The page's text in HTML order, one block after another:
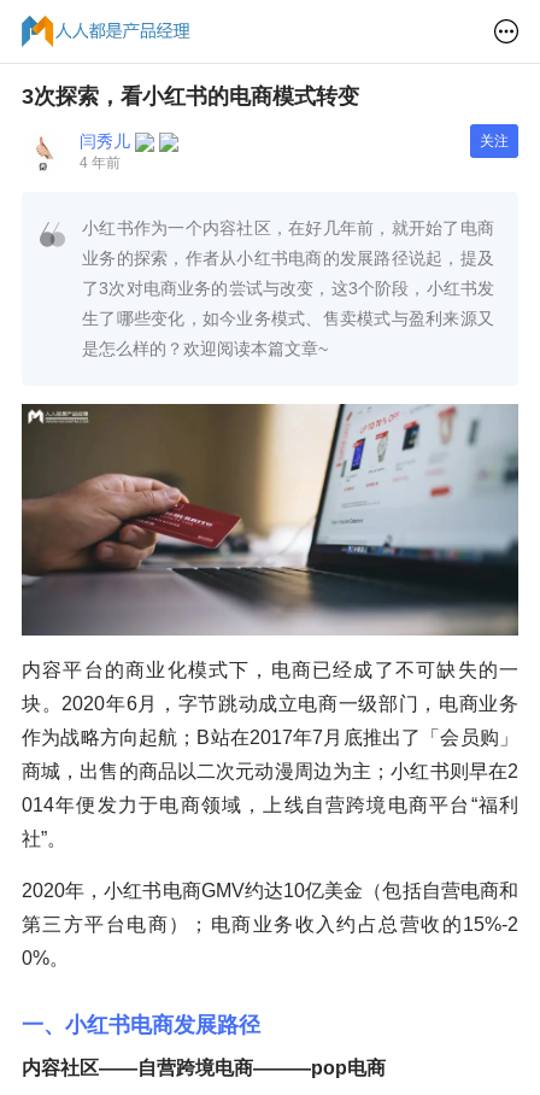
3次探索，看小红书的电商模式转变
闫秀儿
4 年前
关注
小红书作为一个内容社区，在好几年前，就开始了电商
业务的探索，作者从小红书电商的发展路径说起，提及
了3次对电商业务的尝试与改变，这3个阶段，小红书发
生了哪些变化，如今业务模式、售卖模式与盈利来源又
是怎么样的？欢迎阅读本篇文章~
内容平台的商业化模式下，电商已经成了不可缺失的一
块。2020年6月，字节跳动成立电商一级部门，电商业务
作为战略方向起航；B站在2017年7月底推出了「会员购」
商城，出售的商品以二次元动漫周边为主；小红书则早在2
014年便发力于电商领域，上线自营跨境电商平台“福利
社”。
2020年，小红书电商GMV约达10亿美金（包括自营电商和
第三方平台电商）；电商业务收入约占总营收的15%-2
0%。
一、小红书电商发展路径
内容社区——自营跨境电商———pop电商